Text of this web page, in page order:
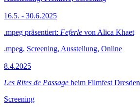
16.5. - 30.6.2025
.mpeg präsentiert: Feferle von Alica Khaet
.mpeg, Screening, Ausstellung, Online
8.4.2025
Les Rites de Passage beim Filmfest Dresden
Screening